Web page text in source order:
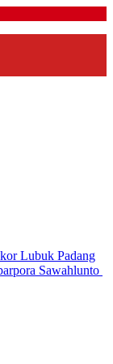
Lubuk Padang
Sawahlunto